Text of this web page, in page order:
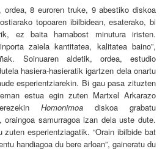
8 euroren truke, 9 abestiko diskoa
topoaren ibilbidean, esaterako, bi
ez baita hamabost minutura iristen.
zaiela kantitatea, kalitatea baino”,
Soinuaren aldetik, ordea, estudio
hasiera-hasieratik igartzen dela onartu
esperientziarekin. Bi gau pasa zituzten
estua egin zuten Martxel Arkarazo
Homonimoa diskoa grabatu
oraingoa samurragoa izan dela uste dute.
zuten esperientziagatik.“Orain ibilbide bat
handiagoa du bere arloan”, gaineratu du